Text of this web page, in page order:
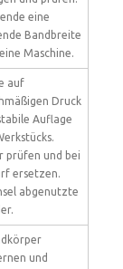
eine
Bandbreite
Maschine.
auf
Druck
Auflage
prüfen und bei
ersetzen.
abgenutzte
und